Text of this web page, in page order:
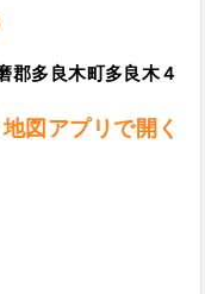
郡多良木町多良木４
地図アプリで開く